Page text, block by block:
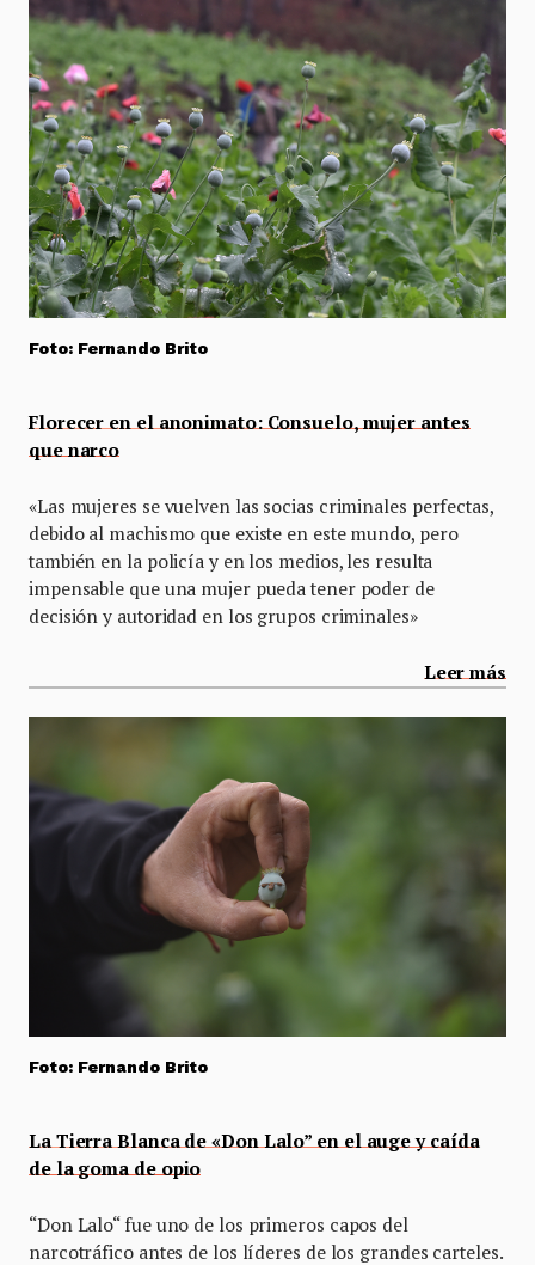
Foto: Fernando Brito
Florecer en el anonimato: Consuelo, mujer antes
que narco
«Las mujeres se vuelven las socias criminales perfectas,
debido al machismo que existe en este mundo, pero
también en la policía y en los medios, les resulta
impensable que una mujer pueda tener poder de
decisión y autoridad en los grupos criminales»
Leer más
Foto: Fernando Brito
La Tierra Blanca de «Don Lalo” en el auge y caída
de la goma de opio
“Don Lalo“ fue uno de los primeros capos del
narcotráfico antes de los líderes de los grandes carteles.